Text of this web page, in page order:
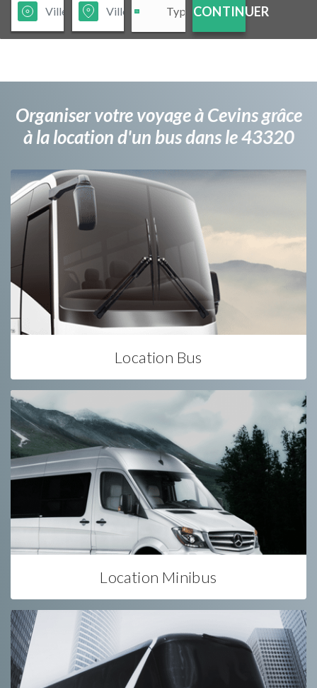
CONTINUER
Organiser votre voyage à Cevins grâce
à la location d'un bus dans le 43320
Location Bus
Location Minibus